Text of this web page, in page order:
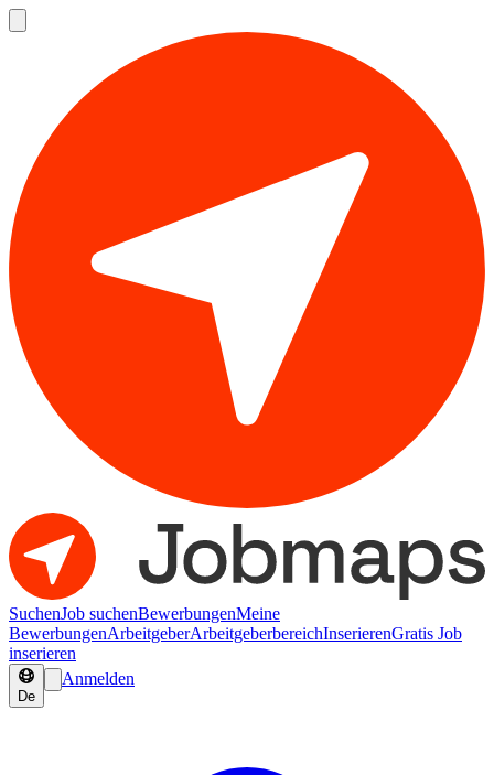
SuchenJob suchenBewerbungenMeine
BewerbungenArbeitgeberArbeitgeberbereichInserierenGratis Job
inserieren
De
Anmelden